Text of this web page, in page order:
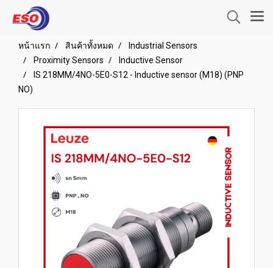
หน้าแรก สินค้าทั้งหมด
Industrial Sensors
Proximity Sensors
Inductive Sensor
IS 218MM/4NO-5E0-S12 - Inductive sensor (M18) (PNP
NO)